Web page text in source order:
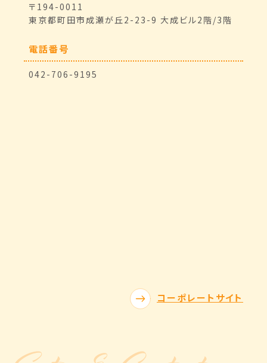
〒194-0011
東京都町田市成瀬が丘2-23-9 大成ビル2階/3階
電話番号
042-706-9195
コーポレートサイト